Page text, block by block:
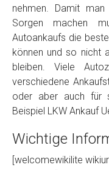
Fertig
Wie viel ist 10+2
nehmen. Damit
Sorgen machen
Autoankaufs die
können und so nicht
bleiben. Viele
verschiedene
oder aber auch für
Beispiel LKW Ankauf
Wichtige
[welcomewikilite